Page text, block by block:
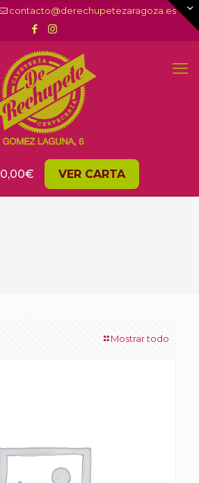
contacto@derechupetezaragoza.es
0,00€ VER CARTA
Mostrar todo